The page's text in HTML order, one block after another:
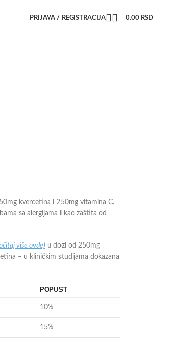
PRIJAVA / REGISTRACIJA 0.00 RSD
kvercetina i 250mg vitamina C.
sa alergijama i kao zaštita od
više ovde) u dozi od 250mg
– u kliničkim studijama dokazana
POPUST
10%
15%